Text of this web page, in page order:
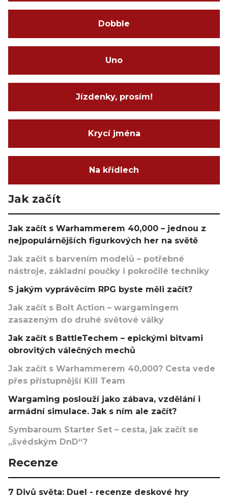
Dobble
Uno
Jízdenky, prosím!
Krycí jména
Na křídlech
Jak začít
Jak začít s Warhammerem 40,000 – jednou z
nejpopulárnějších figurkových her na světě
Jak začít s barvením modelů – potřebné
nástroje, základní poučky i pokročilé techniky
S jakým vyprávěcím RPG byste měli začít?
Jak začít s Bolt Action – wargamingem
zasazeným do druhé světové války
Jak začít s BattleTechem – epickými bitvami
obrovitých válečných mechů
Jak začít s Warhammerem 40,000? Cesta vede
přes přístupnější Kill Team
Wargaming poslouží jako zábava, vzdělání i
armádní simulace. Jak s ním ale začít?
Symbaroum Starter Set – cesta, jak začít se
„švédským DnD“?
Recenze
7 Divů světa: Duel - recenze deskové hry